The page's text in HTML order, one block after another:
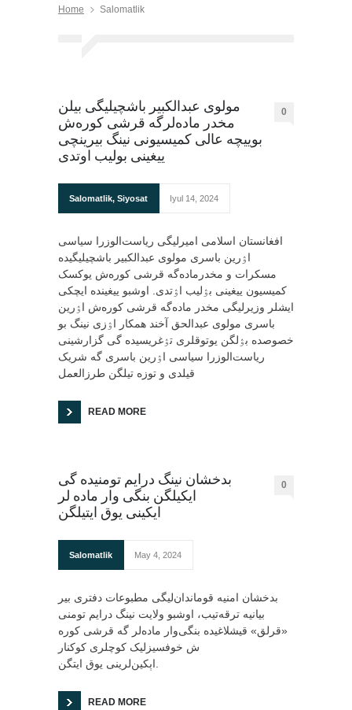
Home Salomatlik
مولوی عبدالکبیر باشچیلیگی بیلن
مخدر ماده‌لرگه قرشی کوره‌ش
بوییچه عالی کمیسیونی نینگ بیرینچی
ییغینی بولیب اوتدی
0
Salomatlik, Siyosat Iyul 14, 2024
افغانستان اسلامی امیرلیگی ریاست‌الوزرا سیاسی
اۉرین باسری مولوی عبدالکبیر باشچیلیگیده
مسکرات و مخدرماده‌گه قرشی کوره‌ش یوکسک
کمیسیون ییغینی بۉلیب اۉتدی. اوشبو ییغینده ایچکی
ایشلر وزیرلیگی مخدر ماده‌گه قرشی کوره‌ش اۉرین
باسری مولوی عبدالحق آخند همکار اۉزی نینگ بو
خصوصده بۉلگن یوتوقلری تۉغریسیده گی گزارشینی
ریاست‌الوزرا سیاسی اۉرین باسری گه شریک
قیلدی و توزه تیلگن طرزالعمل
READ MORE
بدخشان نینگ درایم تومنیده گی
ایکیلگن بنگی وار ماده لر
ایکینی یوق ایتیلگن
0
Salomatlik May 4, 2024
‏بدخشان امنیه قوماندان‌لیگی مطبوعات دفتری بیر
بیانیه ترقه‌تیب، اوشبو ولایت نینگ درایم تومنی
«قرلق» قیشلاغیده بنگی‌وار ماده‌لر گه قرشی کوره
ش خوفسیزلیک کوچلری کوکنار
READ MORE